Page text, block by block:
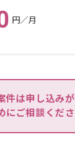
円／月
件は申し込みが
にご相談くださ